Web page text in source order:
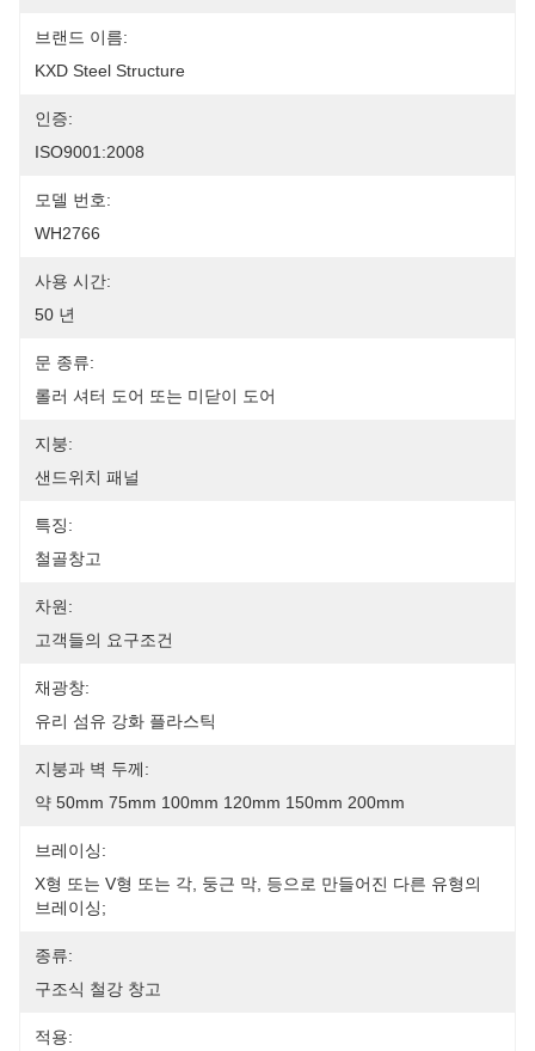
브랜드 이름:
KXD Steel Structure
인증:
ISO9001:2008
모델 번호:
WH2766
사용 시간:
50 년
문 종류:
롤러 셔터 도어 또는 미닫이 도어
지붕:
샌드위치 패널
특징:
철골창고
차원:
고객들의 요구조건
채광창:
유리 섬유 강화 플라스틱
지붕과 벽 두께:
약 50mm 75mm 100mm 120mm 150mm 200mm
브레이싱:
X형 또는 V형 또는 각, 둥근 막, 등으로 만들어진 다른 유형의
브레이싱;
종류:
구조식 철강 창고
적용: